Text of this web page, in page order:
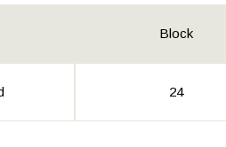
Block
24